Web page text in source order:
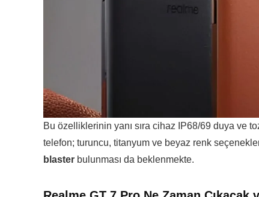
Bu özelliklerinin yanı sıra cihaz IP68/69 duya ve
telefon; turuncu, titanyum ve beyaz renk
blaster bulunması da beklenmekte.